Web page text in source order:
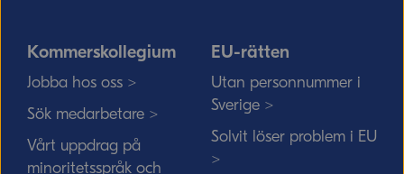
Kommerskollegium
Jobba hos oss >
Sök medarbetare >
Vårt uppdrag på
minoritetsspråk och
EU-rätten
Utan personnummer i
Sverige >
Solvit löser problem i EU
>